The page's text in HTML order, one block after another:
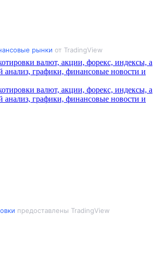
рынки от TradingView
предоставлены TradingView